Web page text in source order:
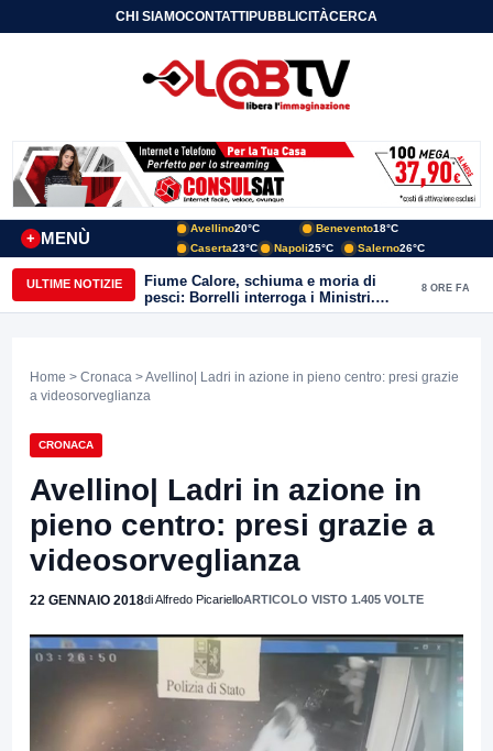
CHI SIAMOCONTATTIPUBBLICITÀCERCA
MENÙ
+
Avellino20°C Benevento18°C
Caserta23°C Napoli25°C Salerno26°C
ULTIME NOTIZIE
Fiume Calore, schiuma e moria di
pesci: Borrelli interroga i Ministri.
“Benevento paga l’assenza del
8 ORE FA
Home > Cronaca > Avellino| Ladri in azione in pieno centro: presi grazie
a videosorveglianza
CRONACA
Avellino| Ladri in azione in
pieno centro: presi grazie a
videosorveglianza
22 GENNAIO 2018di Alfredo PicarielloARTICOLO VISTO 1.405 VOLTE